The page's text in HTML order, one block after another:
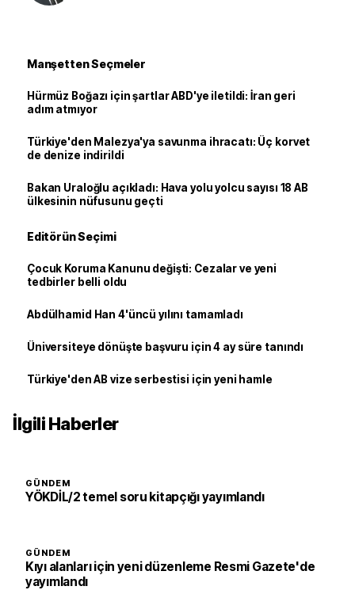
Manşetten Seçmeler
Hürmüz Boğazı için şartlar ABD'ye iletildi: İran geri
adım atmıyor
Türkiye'den Malezya'ya savunma ihracatı: Üç korvet
de denize indirildi
Bakan Uraloğlu açıkladı: Hava yolu yolcu sayısı 18 AB
ülkesinin nüfusunu geçti
Editörün Seçimi
Çocuk Koruma Kanunu değişti: Cezalar ve yeni
tedbirler belli oldu
Abdülhamid Han 4'üncü yılını tamamladı
Üniversiteye dönüşte başvuru için 4 ay süre tanındı
Türkiye'den AB vize serbestisi için yeni hamle
İlgili Haberler
GÜNDEM
YÖKDİL/2 temel soru kitapçığı yayımlandı
GÜNDEM
Kıyı alanları için yeni düzenleme Resmi Gazete'de
yayımlandı